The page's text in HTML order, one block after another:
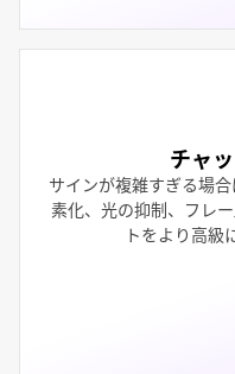
チャ
サインが複雑すぎる場
素化、光の抑制、フレ
トをより高級